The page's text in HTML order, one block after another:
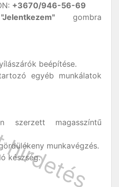
+3670/946-56-69
"Jelentkezem"gombra
beépítése.
egyéb munkálatok
szerzett magasszíntű
munkavégzés.
készség.